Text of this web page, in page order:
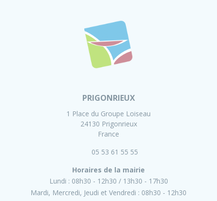
PRIGONRIEUX
1 Place du Groupe Loiseau
24130 Prigonrieux
France
05 53 61 55 55
Horaires de la mairie
Lundi : 08h30 - 12h30
13h30 - 17h30
Mardi, Mercredi, Jeudi et Vendredi : 08h30 - 12h30